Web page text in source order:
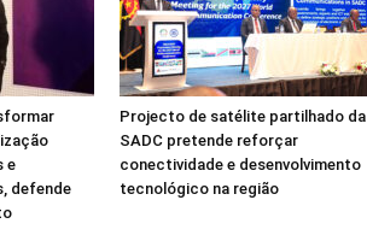
e
defende
Projecto de satélite partilhado da
SADC pretende reforçar
conectividade e desenvolvimento
tecnológico na região